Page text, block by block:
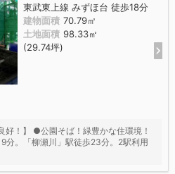
東武東上線 みずほ台 徒歩18分
建物面積 70.79㎡
土地面積 98.33㎡
(29.74坪)
好！】 ●公園そば！緑豊かな住環境！
分。「柳瀬川」駅徒歩23分。2駅利用